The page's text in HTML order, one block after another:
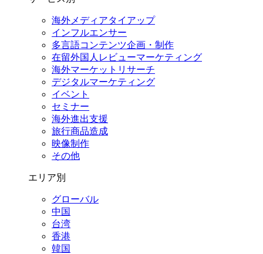
海外メディアタイアップ
インフルエンサー
多言語コンテンツ企画・制作
在留外国⼈レビューマーケティング
海外マーケットリサーチ
デジタルマーケティング
イベント
セミナー
海外進出支援
旅行商品造成
映像制作
その他
エリア別
グローバル
中国
台湾
香港
韓国